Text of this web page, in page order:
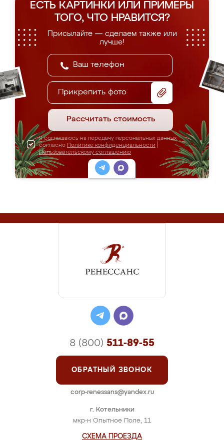
ЕСТЬ КАРТИНКИ ИЛИ ПРИМЕРЫ
ТОГО, ЧТО НРАВИТСЯ?
Присылайте — сделаем также или
лучше!
Прикрепить фото
Рассчитать стоимость
Я соглашаюсь на передачу персональных данных
согласно Политике конфиденциальности
Пользовательскому соглашению
г. Котельники
мкр-н Опытное Поле, 11
СХЕМА ПРОЕЗДА
8 (800) 511-89-55
ОБРАТНЫЙ ЗВОНОК
corp-renessans@yandex.ru